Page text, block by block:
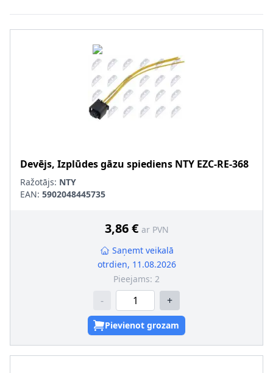
Devējs, Izplūdes gāzu spiediens NTY EZC-RE-368
Ražotājs: NTY
EAN: 5902048445735
3,86 € ar PVN
Saņemt veikalā
otrdien, 11.08.2026
Pieejams: 2
- +
Pievienot grozam